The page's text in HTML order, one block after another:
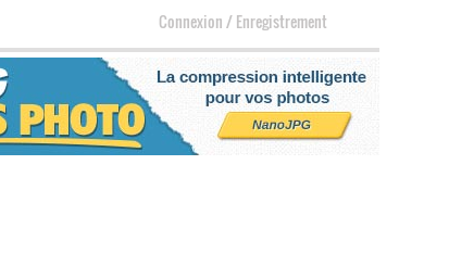
Connexion/Enregistrement